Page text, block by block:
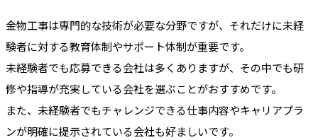
金物工事は専門的な技術が必要な分野ですが、それだけに未経
験者に対する教育体制やサポート体制が重要です。
未経験者でも応募できる会社は多くありますが、その中でも研
修や指導が充実している会社を選ぶことがおすすめです。
また、未経験者でもチャレンジできる仕事内容やキャリアプラ
ンが明確に提示されている会社も好ましいです。